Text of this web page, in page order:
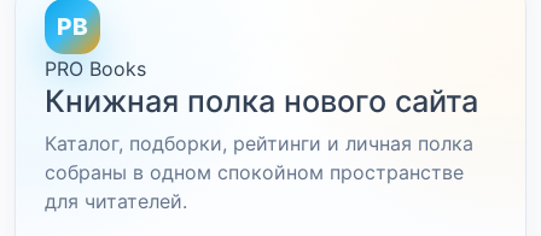
PB
PRO Books
Книжная полка нового сайта
Каталог, подборки, рейтинги и личная полка
собраны в одном спокойном пространстве
для читателей.